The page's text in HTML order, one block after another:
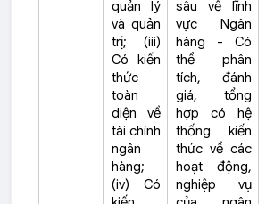
quản lý
và quản
trị; (iii)
Có kiến
thức
toàn
diện về
tài chính
ngân
hàng;
(iv) Có
sâu về lĩnh
vực Ngân
hàng - Có
thể phân
tích, đánh
giá, tổng
hợp có hệ
thống kiến
thức về các
hoạt động,
nghiệp vụ